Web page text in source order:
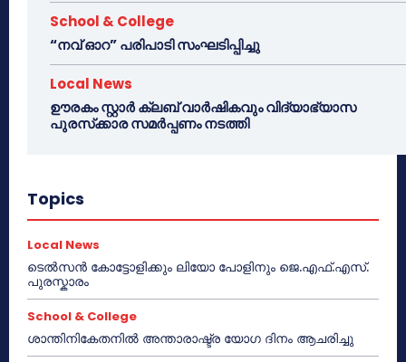
School & College
“നവ് ഓറ” പരിപാടി സംഘടിപ്പിച്ചു
Local News
ഊരകം സ്റ്റാർ ക്ലബ് വാർഷികവും വിദ്യാഭ്യാസ
പുരസ്‌ക്കാര സമർപ്പണം നടത്തി
Topics
Local News
ടെൽസൻ കോട്ടോളിക്കും ലിയോ പോളിനും ജെ.എഫ്.എസ്.
പുരസ്കാരം
School & College
ശാന്തിനികേതനിൽ അന്താരാഷ്ട്ര യോഗ ദിനം ആചരിച്ചു